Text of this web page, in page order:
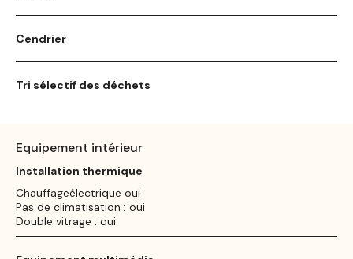
Cendrier
Tri sélectif des déchets
Equipement intérieur
Installation thermique
Chauffageélectrique oui
Pas de climatisation : oui
Double vitrage : oui